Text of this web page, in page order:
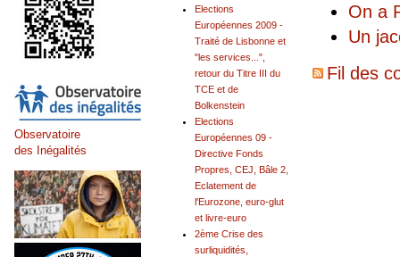
On a
Un
Fil des
Elections
Européennes 2009 -
Traité de Lisbonne et
"les services...",
retour du Titre III du
TCE et de
Bolkenstein
Elections
Européennes 09 -
Directive Fonds
Propres, CEJ, Bâle 2,
Eclatement de
l'Eurozone, euro-glut
et livre-euro
2ème Crise des
surliquidités,
Observatoire
des Inégalités